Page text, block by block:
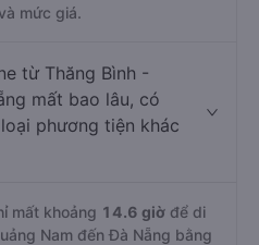
mức giá.
từ Thăng Bình -
mất bao lâu, có
phương tiện khác
mất khoảng 14.6 giờ để di
Nam đến Đà Nẵng bằng